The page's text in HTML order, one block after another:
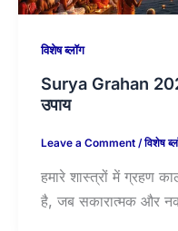
विशेष ब्लॉग
Surya Grahan
उपाय
Leave a Comment /विशेष
हमारे शास्त्रों में ग्रहण
है, जब सकारात्मक और